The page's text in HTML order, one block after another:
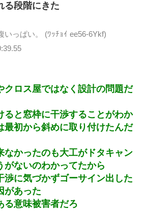
る段階にきた
いっぱい。 (ﾜｯﾁｮｲ ee56-6Ykf)
クロス屋ではなく設計の問題だ
ると窓枠に干渉することがわか
最初から斜めに取り付けたんだ
なかったのも大工がドタキャン
がないのわかってたから
渉に気づかずゴーサイン出した
があった
る意味被害者だろ